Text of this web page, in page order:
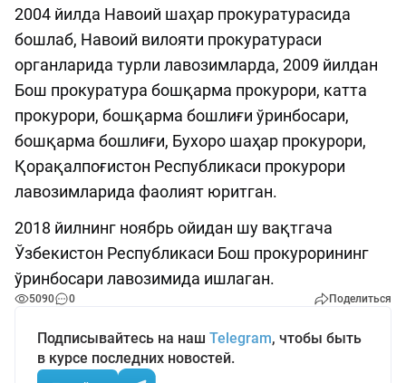
2004 йилда Навоий шаҳар прокуратурасида
бошлаб, Навоий вилояти прокуратураси
органларида турли лавозимларда, 2009 йилдан
Бош прокуратура бошқарма прокурори, катта
прокурори, бошқарма бошлиғи ўринбосари,
бошқарма бошлиғи, Бухоро шаҳар прокурори,
Қорақалпоғистон Республикаси прокурори
лавозимларида фаолият юритган.
2018 йилнинг ноябрь ойидан шу вақтгача
Ўзбекистон Республикаси Бош прокурорининг
ўринбосари лавозимида ишлаган.
5090 0 Поделиться
Подписывайтесь на наш Telegram, чтобы быть
в курсе последних новостей.